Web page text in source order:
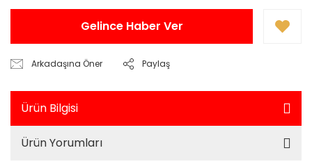
Gelince Haber Ver
Arkadaşına Öner Paylaş
Ürün Bilgisi
Ürün Yorumları